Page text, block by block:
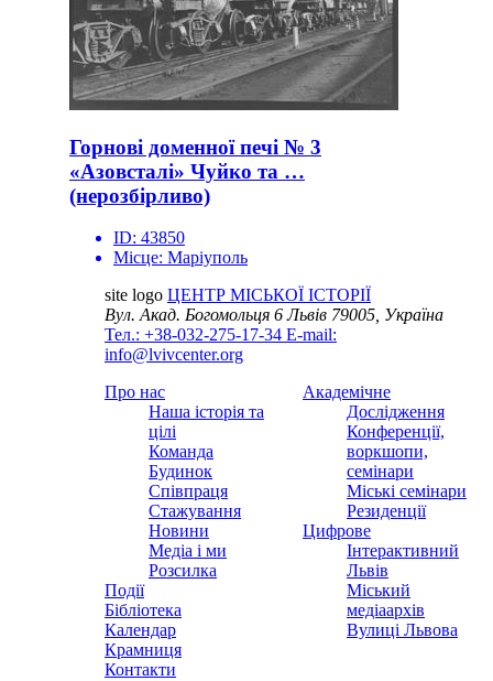
Горнові доменної печі № 3
«Азовсталі» Чуйко та …
(нерозбірливо)
ID: 43850
Місце: Маріуполь
site logo ЦЕНТР МІСЬКОЇ ІСТОРІЇ
Вул. Акад. Богомольця 6Львів 79005, Україна
Тел.: +38-032-275-17-34 E-mail:
info@lvivcenter.org
Про нас
Наша історія та
цілі
Команда
Будинок
Співпраця
Стажування
Новини
Медіа і ми
Розсилка
Події
Бібліотека
Календар
Крамниця
Контакти
Академічне
Дослідження
Конференції,
воркшопи,
семінари
Міські семінари
Резиденції
Цифрове
Інтерактивний
Львів
Міський
медіаархів
Вулиці Львова